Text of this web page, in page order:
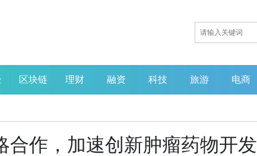
区块链 理财 融资 科技 旅游 电商
作，加速创新肿瘤药物开发